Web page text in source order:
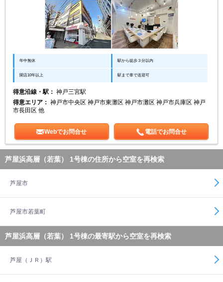
年中無休 駅から徒歩３分以内
開店10年以上 駅まで車で送迎可
得意沿線・駅： 神戸三宮駅
得意エリア： 神戸市中央区 神戸市東灘区 神戸市灘区 神戸市兵庫区 神戸
市長田区 他
Webでお問合せ 電話でお問合せ
芦屋浜高層（若葉） 1号棟の住所から空室を再検索
芦屋市
芦屋市若葉町
芦屋浜高層（若葉） 1号棟の最寄駅から空室を再検索
芦屋（ＪＲ）駅